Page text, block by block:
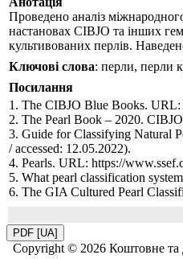
Проведено аналіз
настановах CIBJO та інших
культивованих перлів.
Ключові слова: перли, перли
Посилання
1. The CIBJO Blue Books. URL:
2. The Pearl Book – 2020.
3. Guide for Classifying Natural
/ accessed: 12.05.2022).
4. Pearls. URL: https://
5. What pearl classification
6. The GIA Cultured Pearl
PDF [UA]
Copyright © 2026 Коштовне та